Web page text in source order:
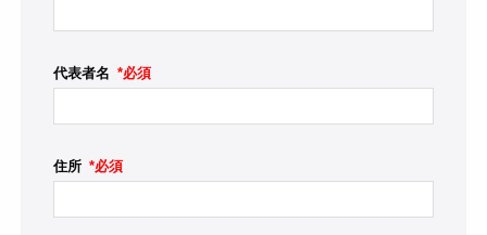
代表者名 *必須
住所 *必須